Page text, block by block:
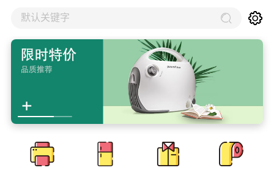
默认关键字